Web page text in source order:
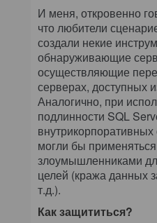
И меня, откровенно
что любители
создали некие
обнаруживающие
осуществляющие
серверах, доступных
Аналогично, при
подлинности SQL
внутрикорпоративных
могли бы
злоумышленниками
целей (кража данных
т.д.).
Как защититься?